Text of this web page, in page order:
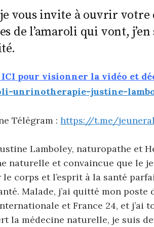
vous invite à ouvrir
de l’amaroli qui vont,
ICI pour visionner la vidéo et
Télégram : https://t.me/
Lamboley, naturopathe et
naturelle et convaincue que le
le corps et l’esprit à la santé
Malade, j’ai quitté mon
et France 24, et j’ai
la médecine naturelle, je suis